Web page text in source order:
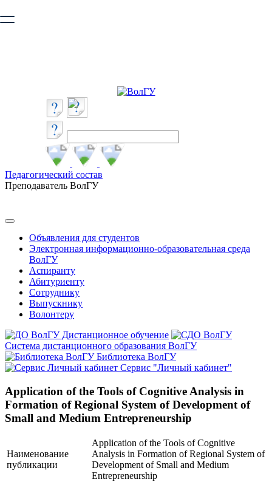
безопасную работу с сайтом. Пожалуйста
Педагогический состав
Преподаватель ВолГУ
Объявления для студентов
Электронная информационно-образовательная среда
ВолГУ
Аспиранту
Абитуриенту
Сотруднику
Выпускнику
Волонтеру
Дистанционное обучение
Система дистанционного образования ВолГУ
Библиотека ВолГУ
Сервис "Личный кабинет"
Application of the Tools of Cognitive Analysis in
Formation of Regional System of Development of
Small and Medium Entrepreneurship
Наименование
публикации
Application of the Tools of Cognitive
Analysis in Formation of Regional System of
Development of Small and Medium
Entrepreneurship